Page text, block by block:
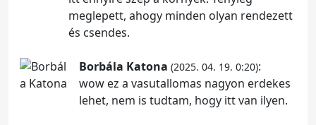
meglepett, ahogy minden olyan rendezett
és csendes.
Borbála Katona (2025. 04. 19. 0:20):
wow ez a vasutallomas nagyon erdekes
lehet, nem is tudtam, hogy itt van ilyen.